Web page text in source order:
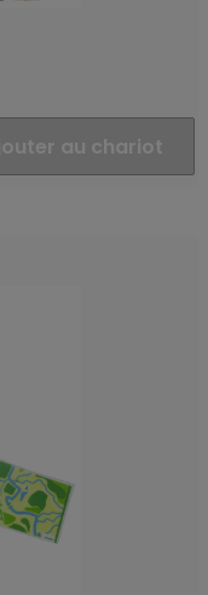
au chariot